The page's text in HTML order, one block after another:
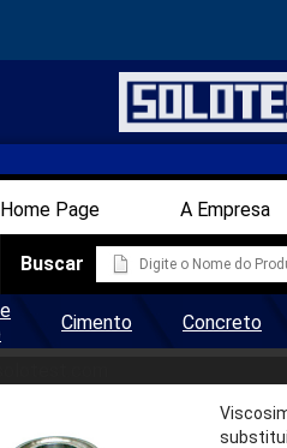
Home Page A Empresa
Buscar
Cimento Concreto